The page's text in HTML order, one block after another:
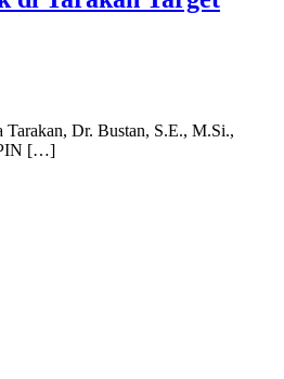
Dr. Bustan, S.E., M.Si.,
PIN […]